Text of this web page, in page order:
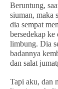
Beruntung,
siuman, maka
dia sempat
bersedekap
limbung. Dia
badannya
dan salat
Tapi aku, dan